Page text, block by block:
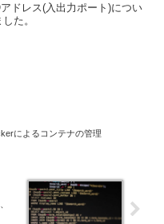
ドレス(入出力ポート)につい
た。
によるコンテナの管理